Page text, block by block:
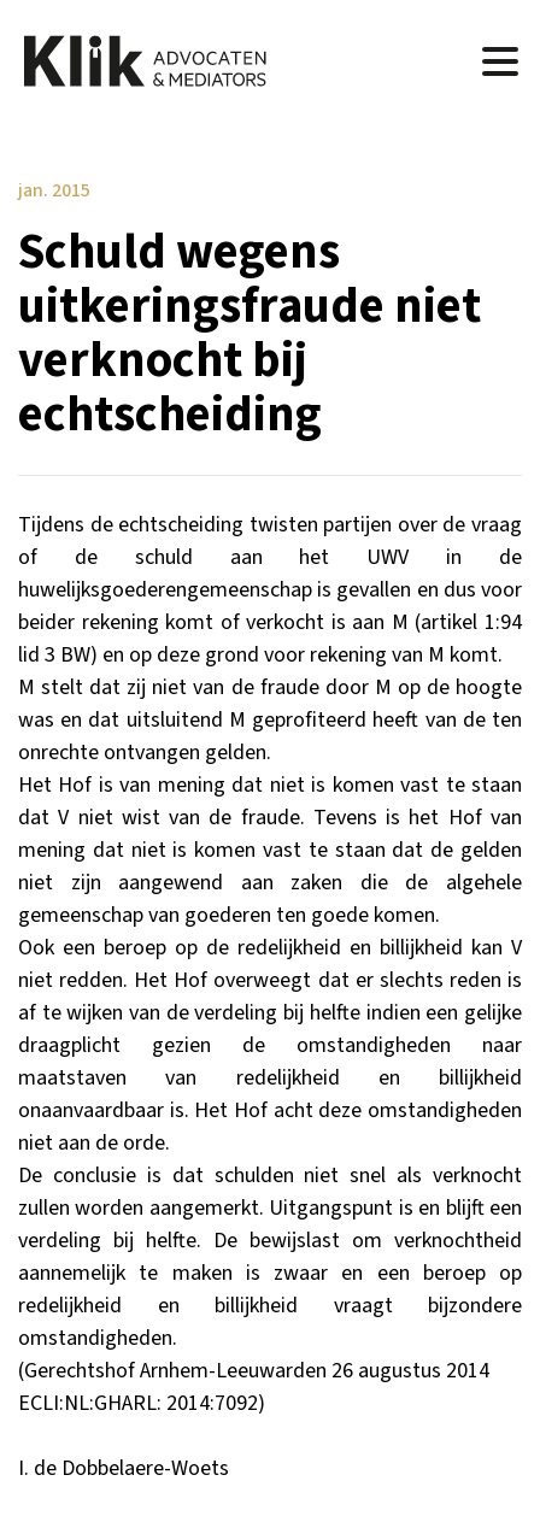
jan. 2015
Schuld wegens
uitkeringsfraude niet
verknocht bij
echtscheiding
Tijdens de echtscheiding twisten partijen over de vraag
of de schuld aan het UWV in de
huwelijksgoederengemeenschap is gevallen en dus voor
beider rekening komt of verkocht is aan M (artikel 1:94
lid 3 BW) en op deze grond voor rekening van M komt.
M stelt dat zij niet van de fraude door M op de hoogte
was en dat uitsluitend M geprofiteerd heeft van de ten
onrechte ontvangen gelden.
Het Hof is van mening dat niet is komen vast te staan
dat V niet wist van de fraude. Tevens is het Hof van
mening dat niet is komen vast te staan dat de gelden
niet zijn aangewend aan zaken die de algehele
gemeenschap van goederen ten goede komen.
Ook een beroep op de redelijkheid en billijkheid kan V
niet redden. Het Hof overweegt dat er slechts reden is
af te wijken van de verdeling bij helfte indien een gelijke
draagplicht gezien de omstandigheden naar
maatstaven van redelijkheid en billijkheid
onaanvaardbaar is. Het Hof acht deze omstandigheden
niet aan de orde.
De conclusie is dat schulden niet snel als verknocht
zullen worden aangemerkt. Uitgangspunt is en blijft een
verdeling bij helfte. De bewijslast om verknochtheid
aannemelijk te maken is zwaar en een beroep op
redelijkheid en billijkheid vraagt bijzondere
omstandigheden.
(Gerechtshof Arnhem-Leeuwarden 26 augustus 2014
ECLI:NL:GHARL: 2014:7092)
I. de Dobbelaere-Woets